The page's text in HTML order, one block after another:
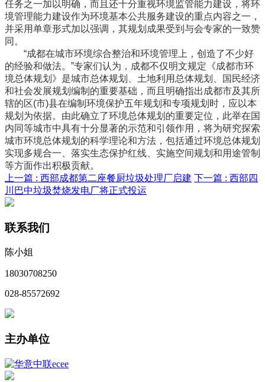
任务之一加以明确，而且还十分重视环境监管能力建设，将环
境管理能力建设作为环境基本公共服务建设的重点内容之一，
并采用单章形式加以强调，其规划成果受到与会专家的一致赞
同。
“成都在城市环境综合整治和环境管理上，创造了不少好
的经验和做法。”专家们认为，成都不仅明文规定《成都市环
境总体规划》是城市总体规划、土地利用总体规划、国民经济
和社会发展规划编制的重要基础，而且明确指出成都市及其所
辖的区(市)县在编制环境保护五年规划和专项规划时，应以本
规划为依据。由此确立了环境总体规划的重要定位，此举在国
内同等城市中具有十分显著的示范和引领作用，将为研究探索
城市环境总体规划的科学理论和方法，包括通过环境总体规划
实现多规合一、落实生态保护红线、实施空间规划和用途管制
等方面作出积极贡献。
上一篇 : 西部成都第二座餐厨垃圾处理厂启建 下一篇 : 西部四
川巴中垃圾焚烧发电厂将正式投运
联系我们
陈小姐
18030708250
028-85572692
主办单位